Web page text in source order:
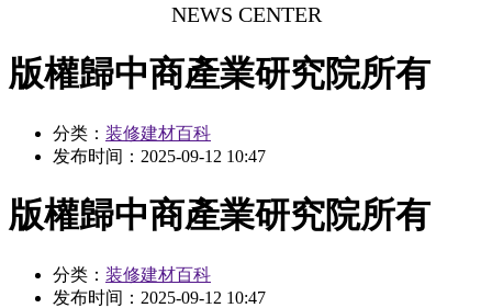
NEWS CENTER
版權歸中商產業研究院所有
分类： 装修建材百科
发布时间： 2025-09-12 10:47
版權歸中商產業研究院所有
分类： 装修建材百科
发布时间： 2025-09-12 10:47